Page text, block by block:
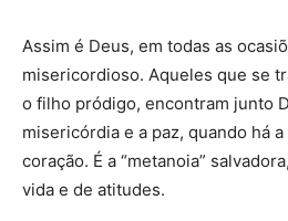
Assim é Deus, em todas as
misericordioso. Aqueles que se
o filho pródigo, encontram junto
misericórdia e a paz, quando há
coração. É a “metanoia”
vida e de atitudes.